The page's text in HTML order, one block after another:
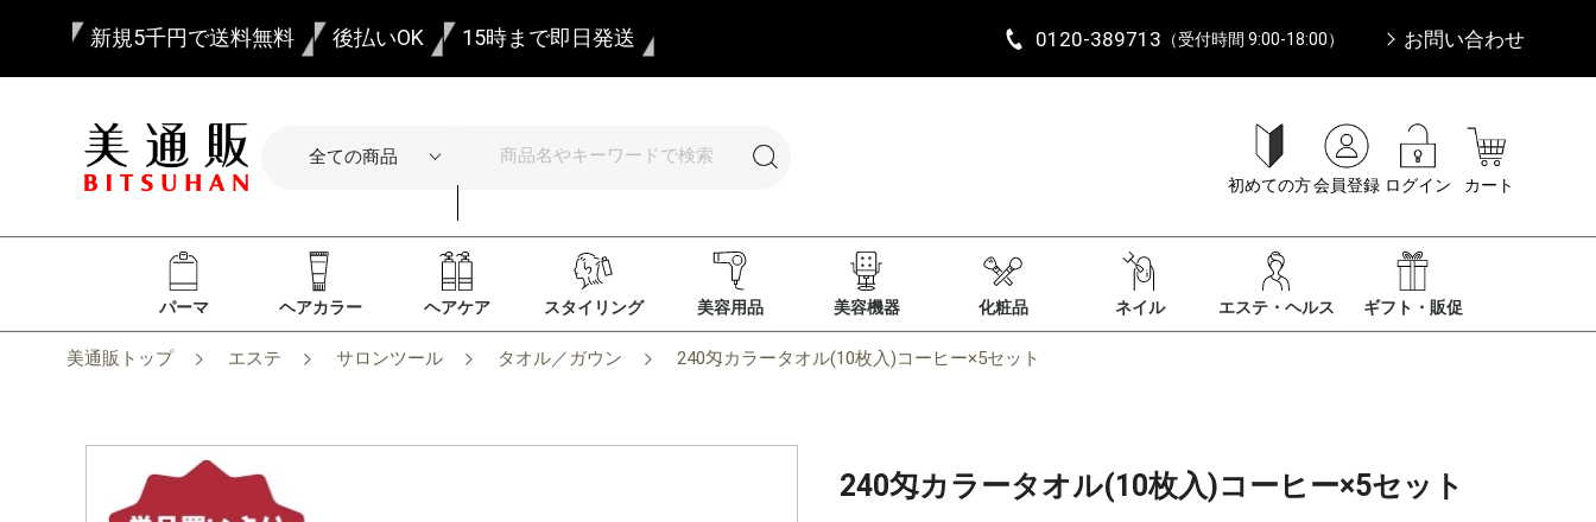
新規5千円で送料無料 後払いOK 15時まで即日発送 0120-389713 （受付時間 9:00-18:00） お問い合わせ
初めての方会員登録 ログイン カート
パーマ ヘアカラー ヘアケア スタイリング 美容用品 美容機器 化粧品 ネイル エステ・ヘルス ギフト・販促
美通販トップ エステ サロンツール タオル／ガウン 240匁カラータオル(10枚入)コーヒー×5セット
240匁カラータオル(10枚入)コーヒー×5セット